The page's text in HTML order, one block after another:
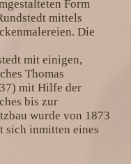
Form
mittels
Die
mit einigen,
Thomas
mit Hilfe der
bis zur
wurde von 1873
sich inmitten eines